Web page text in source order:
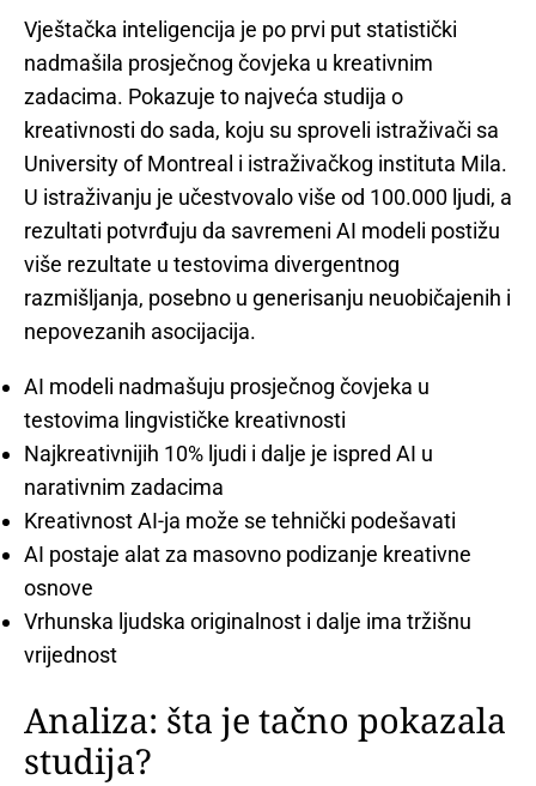
Vještačka inteligencija je po prvi put statistički
nadmašila prosječnog čovjeka u kreativnim
zadacima. Pokazuje to najveća studija o
kreativnosti do sada, koju su sproveli istraživači sa
University of Montreal i istraživačkog instituta Mila.
U istraživanju je učestvovalo više od 100.000 ljudi, a
rezultati potvrđuju da savremeni AI modeli postižu
više rezultate u testovima divergentnog
razmišljanja, posebno u generisanju neuobičajenih i
nepovezanih asocijacija.
AI modeli nadmašuju prosječnog čovjeka u
testovima lingvističke kreativnosti
Najkreativnijih 10% ljudi i dalje je ispred AI u
narativnim zadacima
Kreativnost AI-ja može se tehnički podešavati
AI postaje alat za masovno podizanje kreativne
osnove
Vrhunska ljudska originalnost i dalje ima tržišnu
vrijednost
Analiza: šta je tačno pokazala
studija?